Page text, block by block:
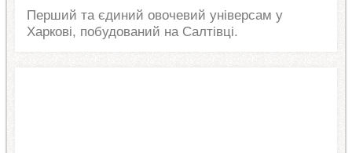
Перший та єдиний овочевий універсам у
Харкові, побудований на Салтівці.